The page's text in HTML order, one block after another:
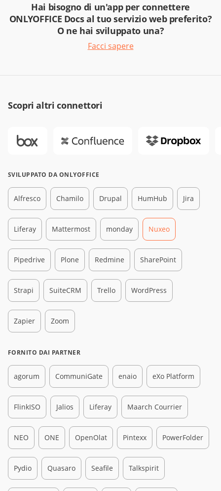
Hai bisogno di un'app per connettere
ONLYOFFICE Docs al tuo servizio web preferito?
O ne hai sviluppato una?
Facci sapere
Scopri altri connettori
SVILUPPATO DA ONLYOFFICE
Alfresco Chamilo Drupal HumHub Jira
Liferay Mattermost monday Nuxeo
Pipedrive Plone Redmine SharePoint
Strapi SuiteCRM Trello WordPress
Zapier Zoom
FORNITO DAI PARTNER
agorum CommuniGate enaio eXo Platform
FlinkISO Jalios Liferay Maarch Courrier
NEO ONE OpenOlat Pintexx PowerFolder
Pydio Quasaro Seafile Talkspirit